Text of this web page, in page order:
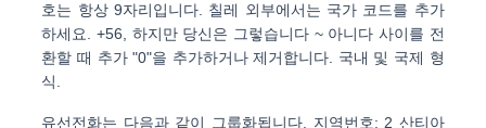
호는 항상 9자리입니다. 칠레 외부에서는 국가 코드를 추가
하세요.+56 , 하지만 당신은 그렇습니다 ~ 아니다 사이를 전
환할 때 추가 "0"을 추가하거나 제거합니다. 국내 및 국제 형
식.
유선전화는 다음과 같이 그룹화됩니다. 지역번호: 2 산티아